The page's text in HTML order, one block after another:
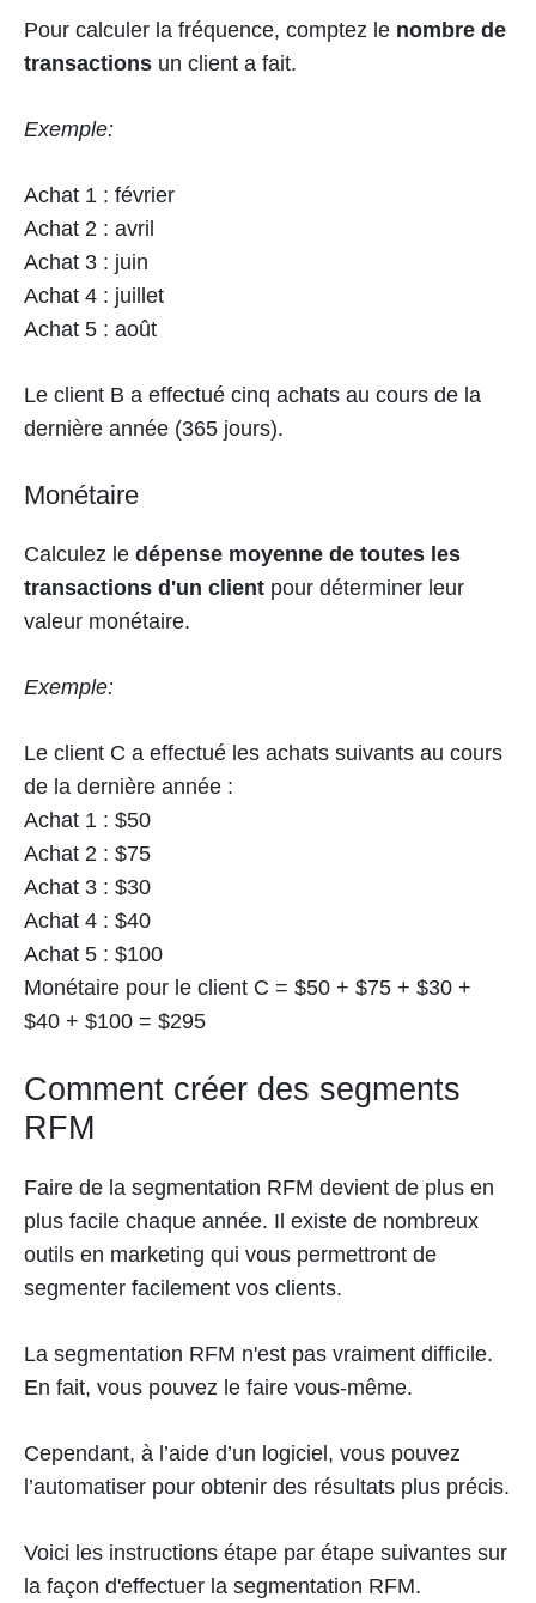
Pour calculer la fréquence, comptez le nombre de
transactions un client a fait.
Exemple:
Achat 1 : février
Achat 2 : avril
Achat 3 : juin
Achat 4 : juillet
Achat 5 : août
Le client B a effectué cinq achats au cours de la
dernière année (365 jours).
Monétaire
Calculez le dépense moyenne de toutes les
transactions d'un client pour déterminer leur
valeur monétaire.
Exemple:
Le client C a effectué les achats suivants au cours
de la dernière année :
Achat 1 : $50
Achat 2 : $75
Achat 3 : $30
Achat 4 : $40
Achat 5 : $100
Monétaire pour le client C = $50 + $75 + $30 +
$40 + $100 = $295
Comment créer des segments
RFM
Faire de la segmentation RFM devient de plus en
plus facile chaque année. Il existe de nombreux
outils en marketing qui vous permettront de
segmenter facilement vos clients.
La segmentation RFM n'est pas vraiment difficile.
En fait, vous pouvez le faire vous-même.
Cependant, à l’aide d’un logiciel, vous pouvez
l’automatiser pour obtenir des résultats plus précis.
Voici les instructions étape par étape suivantes sur
la façon d'effectuer la segmentation RFM.